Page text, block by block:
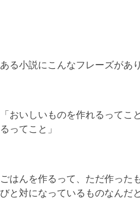
ある小説にこんなフレーズがあ
「おいしいものを作れるってこ
るってこと」
ごはんを作るって、ただ作った
びと対になっているものなんだ